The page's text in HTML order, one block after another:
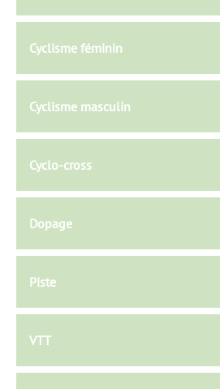
Cyclisme féminin
Cyclisme masculin
Cyclo-cross
Dopage
Piste
VTT